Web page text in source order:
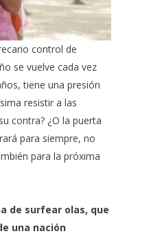
control de
se vuelve cada vez
tiene una presión
resistir a las
contra? ¿O la puerta
para siempre, no
para la próxima
de surfear olas, que
una nación